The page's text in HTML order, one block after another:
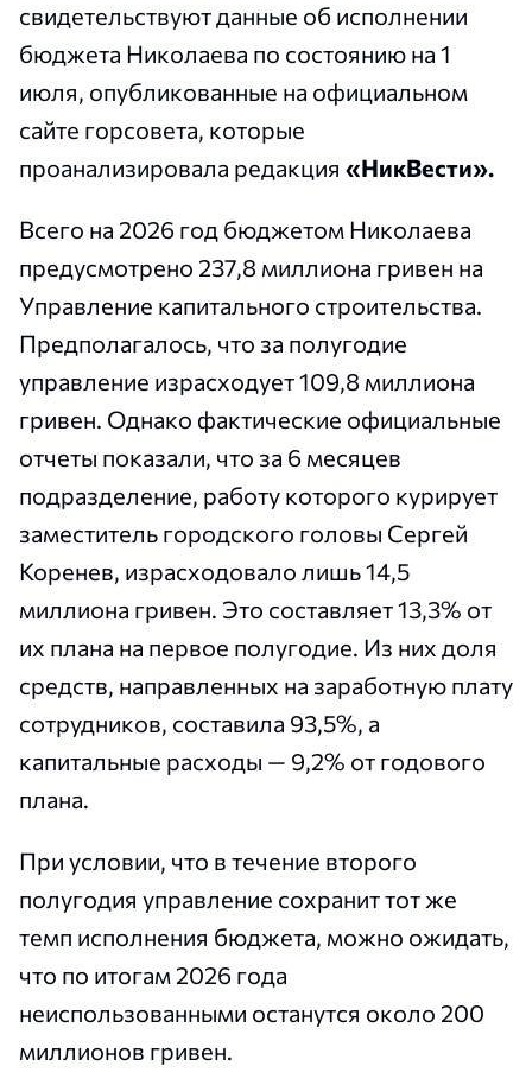
свидетельствуют данные об исполнении
бюджета Николаева по состоянию на 1
июля, опубликованные на официальном
сайте горсовета, которые
проанализировала редакция «НикВести».
Всего на 2026 год бюджетом Николаева
предусмотрено 237,8 миллиона гривен на
Управление капитального строительства.
Предполагалось, что за полугодие
управление израсходует 109,8 миллиона
гривен. Однако фактические официальные
отчеты показали, что за 6 месяцев
подразделение, работу которого курирует
заместитель городского головы Сергей
Коренев, израсходовало лишь 14,5
миллиона гривен. Это составляет 13,3% от
их плана на первое полугодие. Из них доля
средств, направленных на заработную плату
сотрудников, составила 93,5%, а
капитальные расходы — 9,2% от годового
плана.
При условии, что в течение второго
полугодия управление сохранит тот же
темп исполнения бюджета, можно ожидать,
что по итогам 2026 года
неиспользованными останутся около 200
миллионов гривен.